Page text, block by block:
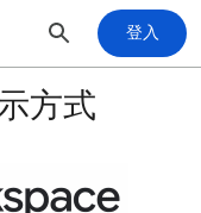
登入
方式